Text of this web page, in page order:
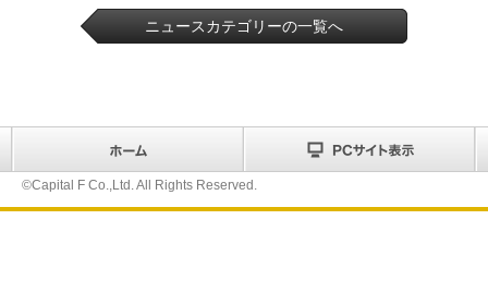
ニュースカテゴリーの一覧へ
©Capital F Co.,Ltd. All Rights Reserved.